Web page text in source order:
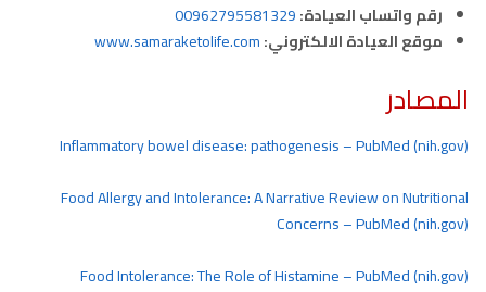
رقم واتساب العيادة:00962795581329
موقع العيادة الالكتروني:www.samaraketolife.com
المصادر
Inflammatory bowel disease: pathogenesis – PubMed (nih.gov)
Food Allergy and Intolerance: A Narrative Review on Nutritional
Concerns – PubMed (nih.gov)
Food Intolerance: The Role of Histamine – PubMed (nih.gov)